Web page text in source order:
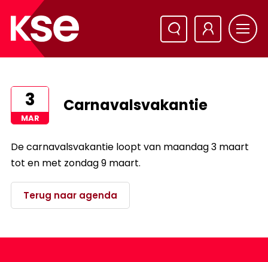
3
MAR
Carnavalsvakantie
De carnavalsvakantie loopt van maandag 3 maart
tot en met zondag 9 maart.
Terug naar agenda